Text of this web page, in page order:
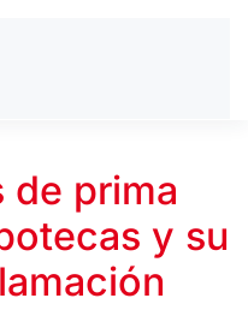
de prima
y su